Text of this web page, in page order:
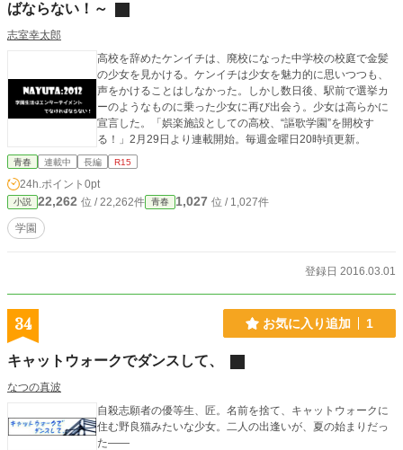
ばならない！～
志室幸太郎
高校を辞めたケンイチは、廃校になった中学校の校庭で金髪
の少女を見かける。ケンイチは少女を魅力的に思いつつも、
声をかけることはしなかった。しかし数日後、駅前で選挙カ
ーのようなものに乗った少女に再び出会う。少女は高らかに
宣言した。「娯楽施設としての高校、“謳歌学園”を開校す
る！」2月29日より連載開始。毎週金曜日20時頃更新。
青春 連載中 長編 R15
24h.ポイント 0pt
小説 22,262 位 / 22,262件 青春 1,027 位 / 1,027件
学園
登録日 2016.03.01
34 お気に入り追加 1
キャットウォークでダンスして、
なつの真波
自殺志願者の優等生、匠。名前を捨て、キャットウォークに
住む野良猫みたいな少女。二人の出逢いが、夏の始まりだっ
た――